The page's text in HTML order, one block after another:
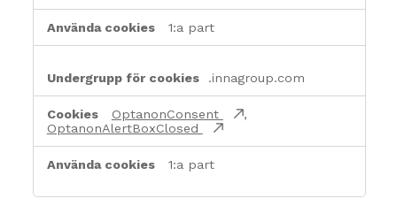
1:a part
.innagroup.com
OptanonConsent
,
OptanonAlertBoxClosed
1:a part